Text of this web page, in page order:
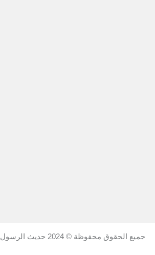
جميع الحقوق محفوظة © 2024 حديث الرسول